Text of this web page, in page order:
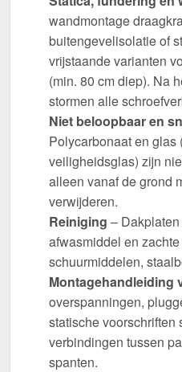
wandmontage
buitengevelisolatie of
vrijstaande varianten
(min. 80 cm diep). Na
stormen alle
Niet beloopbaar en
Polycarbonaat en glas
veiligheidsglas) zijn
alleen vanaf de grond
verwijderen.
Reiniging –
afwasmiddel en
schuurmiddelen,
Montagehandleiding
overspanningen,
statische voorschriften
verbindingen tussen
spanten.